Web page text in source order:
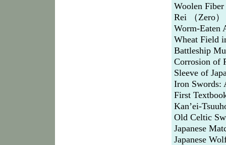
Woolen
Rei （Zero
Worm-Eaten
Wheat Field
Battleship
Corrosion of
Sleeve of
Iron Swords:
First
Kan’ei-
Old Celtic
Japanese
Japanese